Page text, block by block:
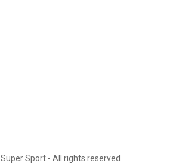
Super Sport- All rights reserved